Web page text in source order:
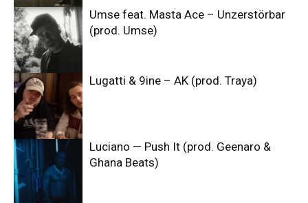
Umse feat. Masta Ace – Unzerstörbar
(prod. Umse)
Lugatti & 9ine – AK (prod. Traya)
Luciano — Push It (prod. Geenaro &
Ghana Beats)